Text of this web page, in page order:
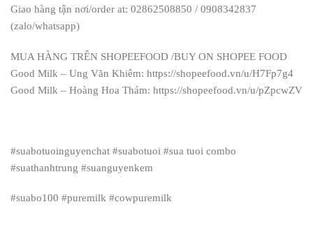
Giao hàng tận nơi/order at: 02862508850 / 0908342837
(zalo/whatsapp)
MUA HÀNG TRÊN SHOPEEFOOD /BUY ON SHOPEE FOOD
Good Milk – Ung Văn Khiêm: https://shopeefood.vn/u/H7Fp7g4
Good Milk – Hoàng Hoa Thám: https://shopeefood.vn/u/pZpcwZV
#suabotuoinguyenchat #suabotuoi #sua tuoi combo
#suathanhtrung #suanguyenkem
#suabo100 #puremilk #cowpuremilk